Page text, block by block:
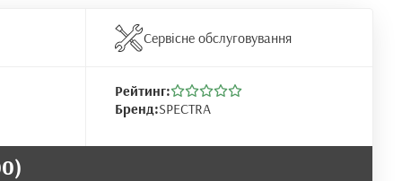
Сервісне обслуговування
Рейтинг:
Бренд:SPECTRA